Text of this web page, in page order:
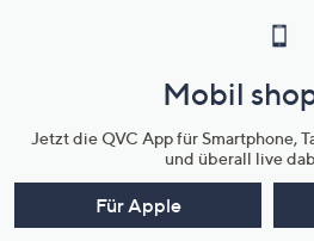
Mobil
Jetzt die QVC App für Smartphone,
und überall live
Für Apple